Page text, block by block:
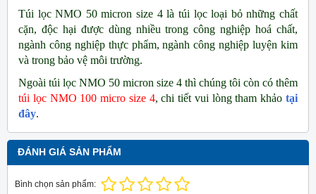
Túi lọc NMO 50 micron size 4 là túi lọc loại bỏ những chất
cặn, độc hại được dùng nhiều trong công nghiệp hoá chất,
ngành công nghiệp thực phẩm, ngành công nghiệp luyện kim
và trong bảo vệ môi trường.
Ngoài túi lọc NMO 50 micron size 4 thì chúng tôi còn có thêm
túi lọc NMO 100 micro size 4, chi tiết vui lòng tham khảotại
đây.
ĐÁNH GIÁ SẢN PHẨM
Bình chọn sản phẩm: